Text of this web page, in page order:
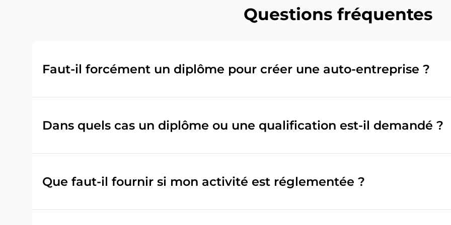
Questions fréquentes
Faut-il forcément un diplôme pour créer une auto-entreprise ?
Dans quels cas un diplôme ou une qualification est-il demandé ?
Que faut-il fournir si mon activité est réglementée ?